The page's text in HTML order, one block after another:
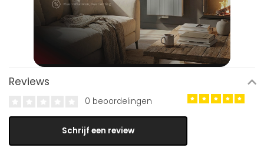
Reviews
0 beoordelingen
Schrijf een review